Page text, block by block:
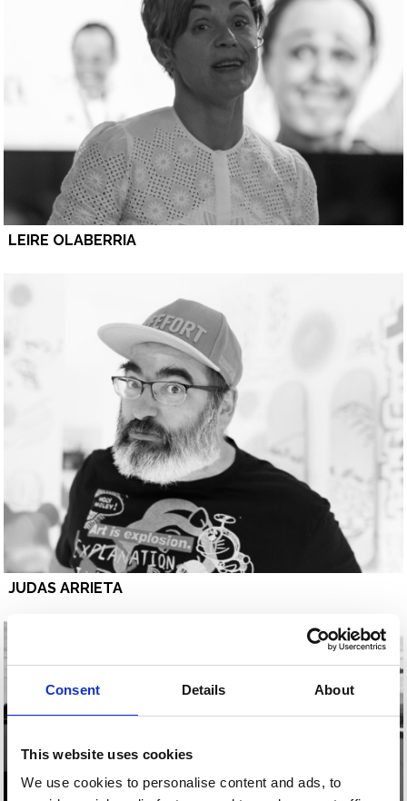
Consent Details About
This website uses cookies
We use cookies to personalise content and ads, to
LEIRE OLABERRIA
JUDAS ARRIETA